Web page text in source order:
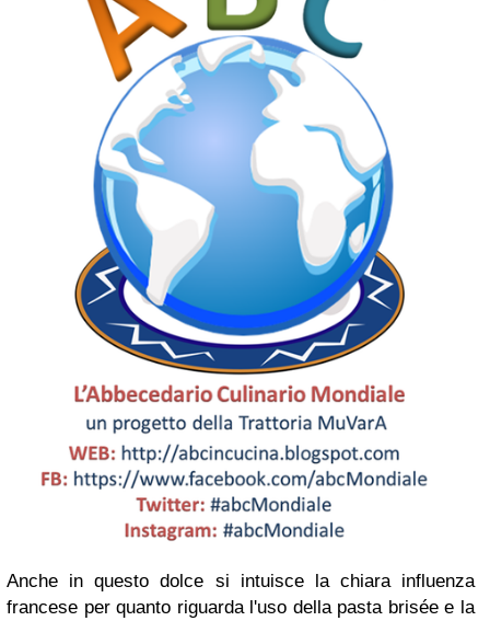
Anche in questo dolce si intuisce la chiara influenza
francese per quanto riguarda l'uso della pasta brisée e la